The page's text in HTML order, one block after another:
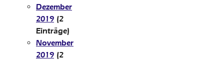
Dezember
2019 (2
Einträge)
November
2019 (2